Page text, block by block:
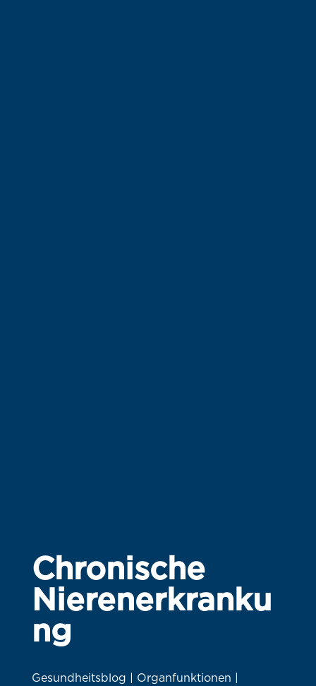
Chronische
Nierenerkranku
ng
Gesundheitsblog | Organfunktionen |